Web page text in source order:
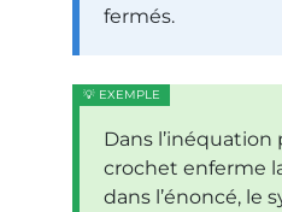
fermés.
Dans l’inéquation
crochet enferme
dans l’énoncé, le